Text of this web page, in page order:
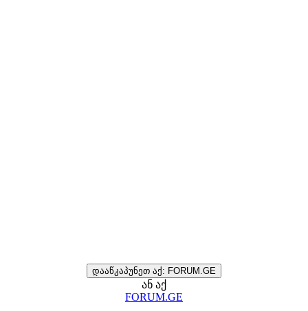
დააწკაპუნეთ აქ: FORUM.GE
ან აქ
FORUM.GE